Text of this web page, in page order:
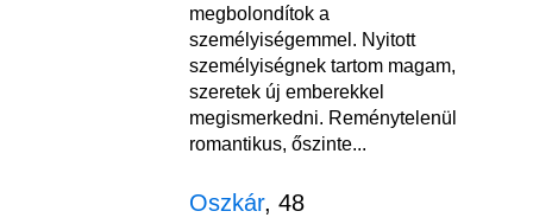
megbolondítok a
személyiségemmel. Nyitott
személyiségnek tartom magam,
szeretek új emberekkel
megismerkedni. Reménytelenül
romantikus, őszinte...
Oszkár, 48